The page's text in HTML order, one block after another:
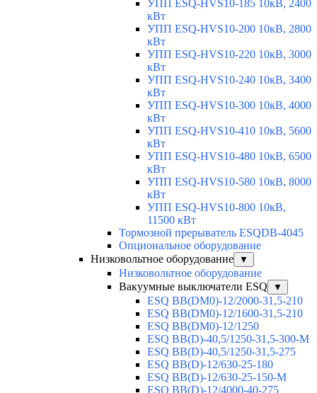
УПП ESQ-HVS10-185 10кВ, 2400
кВт
УПП ESQ-HVS10-200 10кВ, 2800
кВт
УПП ESQ-HVS10-220 10кВ, 3000
кВт
УПП ESQ-HVS10-240 10кВ, 3400
кВт
УПП ESQ-HVS10-300 10кВ, 4000
кВт
УПП ESQ-HVS10-410 10кВ, 5600
кВт
УПП ESQ-HVS10-480 10кВ, 6500
кВт
УПП ESQ-HVS10-580 10кВ, 8000
кВт
УПП ESQ-HVS10-800 10кВ,
11500 кВт
Тормозной прерыватель ESQDB-4045
Опциональное оборудование
Низковольтное оборудование
▼
Низковольтное оборудование
Вакуумные выключатели ESQ
▼
ESQ ВВ(DM0)-12/2000-31,5-210
ESQ ВВ(DM0)-12/1600-31,5-210
ESQ ВВ(DM0)-12/1250
ESQ ВВ(D)-40,5/1250-31,5-300-М
ESQ ВВ(D)-40,5/1250-31,5-275
ESQ ВВ(D)-12/630-25-180
ESQ ВВ(D)-12/630-25-150-М
ESQ ВВ(D)-12/4000-40-275